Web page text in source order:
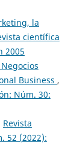
la
científica
2005
Business ,
Núm. 30:
Revista
52 (2022):